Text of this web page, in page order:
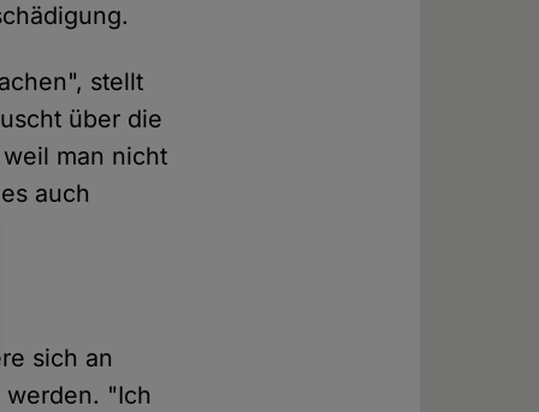
stellt
über die
man nicht
auch
sich an
"Ich